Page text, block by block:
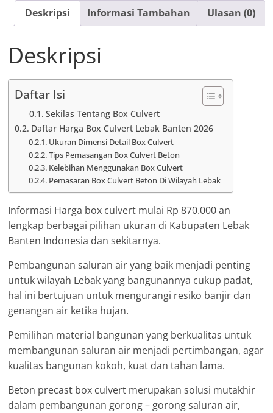
BantenDeskripsi Informasi Tambahan Ulasan (0)
Deskripsi
Daftar Isi
Sekilas Tentang Box Culvert
Daftar Harga Box Culvert Lebak Banten 2026
Ukuran Dimensi Detail Box Culvert
Tips Pemasangan Box Culvert Beton
Kelebihan Menggunakan Box Culvert
Pemasaran Box Culvert Beton Di Wilayah Lebak
Informasi Harga box culvert mulai Rp 870.000 an
lengkap berbagai pilihan ukuran di Kabupaten Lebak
Banten Indonesia dan sekitarnya.
Pembangunan saluran air yang baik menjadi penting
untuk wilayah Lebak yang bangunannya cukup padat,
hal ini bertujuan untuk mengurangi resiko banjir dan
genangan air ketika hujan.
Pemilihan material bangunan yang berkualitas untuk
membangunan saluran air menjadi pertimbangan, agar
kualitas bangunan kokoh, kuat dan tahan lama.
Beton precast box culvert merupakan solusi mutakhir
dalam pembangunan gorong – gorong saluran air,